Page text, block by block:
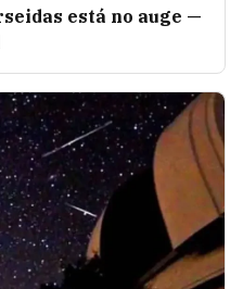
está no auge —